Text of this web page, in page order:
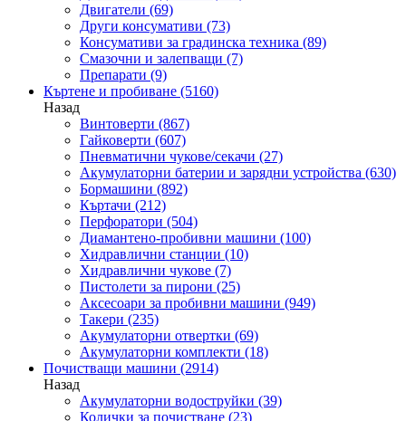
Двигатели (69)
Други консумативи (73)
Консумативи за градинска техника (89)
Смазочни и залепващи (7)
Препарати (9)
Къртене и пробиване (5160)
Назад
Винтоверти (867)
Гайковерти (607)
Пневматични чукове/секачи (27)
Акумулаторни батерии и зарядни устройства (630)
Бормашини (892)
Къртачи (212)
Перфоратори (504)
Диамантено-пробивни машини (100)
Хидравлични станции (10)
Хидравлични чукове (7)
Пистолети за пирони (25)
Аксесоари за пробивни машини (949)
Такери (235)
Акумулаторни отвертки (69)
Акумулаторни комплекти (18)
Почистващи машини (2914)
Назад
Акумулаторни водоструйки (39)
Колички за почистване (23)